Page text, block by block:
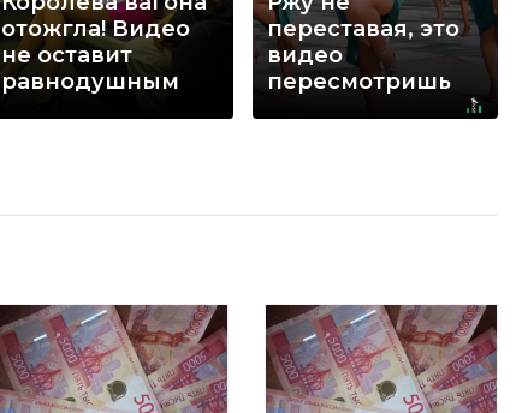
отожгла! Видео
не оставит
равнодушным
переставая, это
видео
пересмотришь